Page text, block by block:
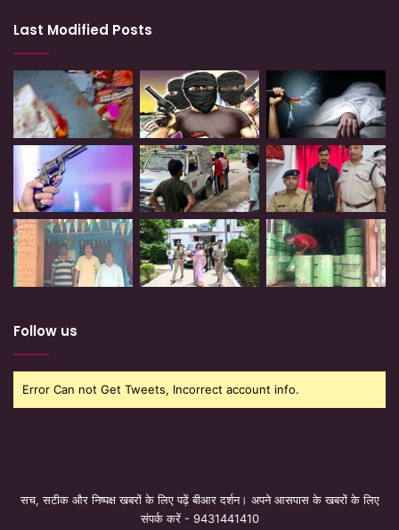
Last Modified Posts
Follow us
Error Can not Get Tweets, Incorrect account info.
सच, सटीक और निष्पक्ष खबरों के लिए पढ़ें बीआर दर्शन। अपने आसपास के खबरों के लिए
संपर्क करें - 9431441410